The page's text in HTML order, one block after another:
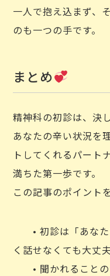
一人で抱え込まず、
のも一つの手です。
まとめ
精神科の初診は、決
あなたの辛い状況を
トしてくれるパート
満ちた第一歩です。
この記事のポイント
• 初診は「あなた
く話せなくても大丈夫
• 聞かれることの